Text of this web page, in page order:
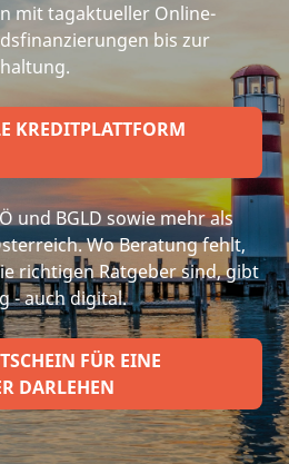
mit tagaktueller Online-
bis zur
KREDITPLATTFORM
und BGLD sowie mehr als
Wo Beratung fehlt,
richtigen Ratgeber sind, gibt
- auch digital.
FÜR EINE
DARLEHEN